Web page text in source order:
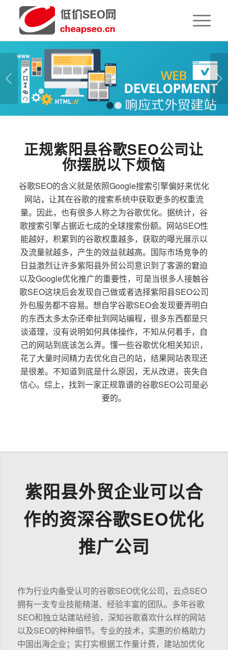
下一页
1 2
正规紫阳县谷歌SEO公司让
你摆脱以下烦恼
谷歌SEO的含义就是依照Google搜索引擎偏好来优化
网站，让其在谷歌的搜索系统中获取更多的权重流
量。因此，也有很多人称之为谷歌优化。据统计，谷
歌搜索引擎占据近七成的全球搜索份额。网站SEO性
能越好，积累到的谷歌权重越多，获取的曝光展示以
及流量就越多，产生的效益就越高。国际市场竞争的
日益激烈让许多紫阳县外贸公司意识到了客源的窘迫
以及Google优化推广的重要性，可是当很多人接触谷
歌SEO这块后会发现自己做或者选择紫阳县SEO公司
外包服务都不容易。想自学谷歌SEO会发现要弄明白
的东西太多太杂还牵扯到网站编程，很多东西都是只
谈道理，没有说明如何具体操作，不知从何着手，自
己的网站到底该怎么弄。懂一些谷歌优化相关知识，
花了大量时间精力去优化自己的站，结果网站表现还
是很差。不知道到底是什么原因，无从改进，丧失自
信心。综上，找到一家正规靠谱的谷歌SEO公司是必
要的。
紫阳县外贸企业可以合
作的资深谷歌SEO优化
推广公司
作为行业内备受认可的谷歌SEO优化公司，云点SEO
拥有一支专业技能精湛、经验丰富的团队。多年谷歌
SEO和独立站建站经验，深知谷歌喜欢什么样的网站
以及SEO的种种细节。专业的技术，实惠的价格助力
中国出海企业；实打实根据工作量计费，建站加优化